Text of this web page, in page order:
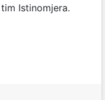
Istinomjera.